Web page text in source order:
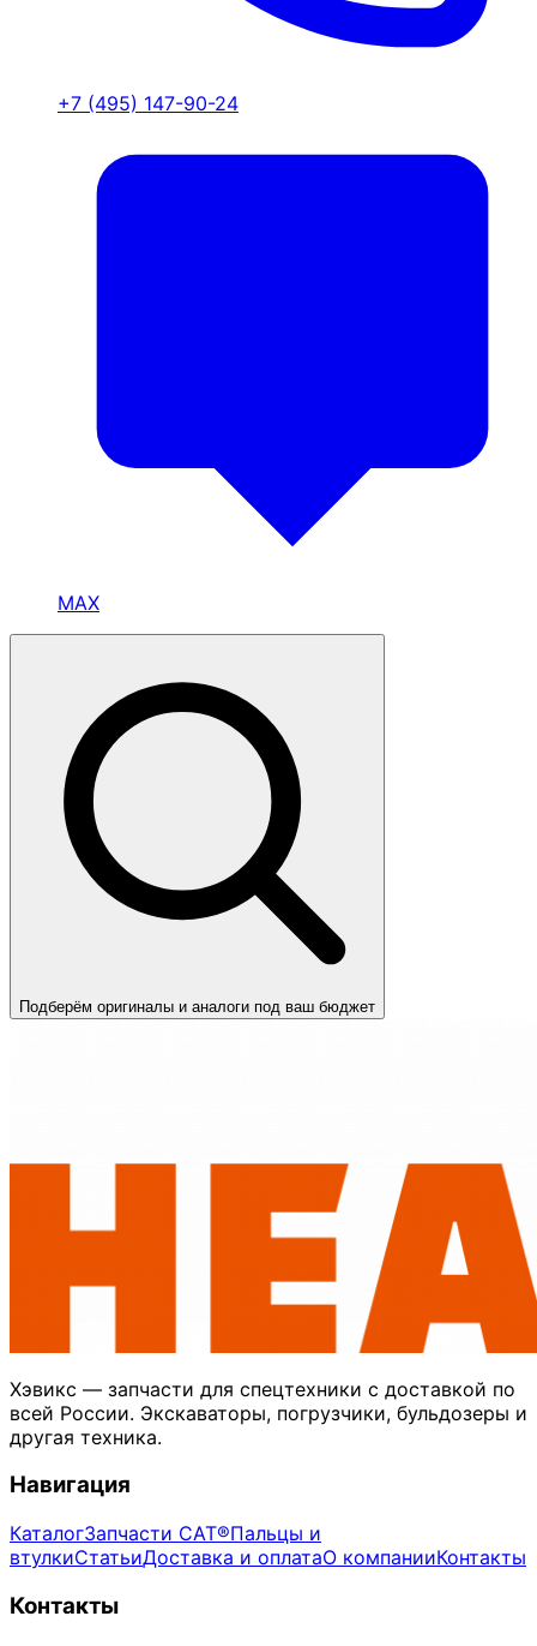
+7 (495) 147-90-24
MAX
Подберём оригиналы и аналоги под ваш бюджет
Хэвикс — запчасти для спецтехники с доставкой по
всей России. Экскаваторы, погрузчики, бульдозеры и
другая техника.
Навигация
КаталогЗапчасти CAT®Пальцы и
втулкиСтатьиДоставка и оплатаО компанииКонтакты
Контакты